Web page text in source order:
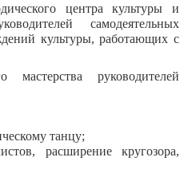
центра культуры и
самодеятельных
культуры, работающих с
руководителей
танцу;
расширение кругозора,